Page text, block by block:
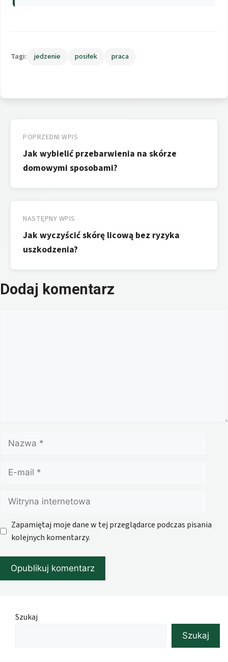
Tagi: jedzenie posiłek praca
wpisu
POPRZEDNI WPIS
Jak wybielić przebarwienia na skórze
domowymi sposobami?
NASTĘPNY WPIS
Jak wyczyścić skórę licową bez ryzyka
uszkodzenia?
Dodaj komentarz
Nazwa
mail
Witryna
internetowa
Zapamiętaj moje dane w tej przeglądarce podczas pisania
kolejnych komentarzy.
Szukaj
Szukaj